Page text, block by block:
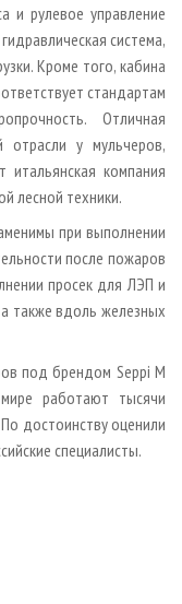
и рулевое управление
система,
Кроме того, кабина
стандартам
Отличная
отрасли у мульчеров,
компания
лесной техники.
при выполнении
после пожаров
просек для ЛЭП и
также вдоль железных
под брендом Seppi M
работают тысячи
достоинству оценили
специалисты.